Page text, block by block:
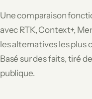
Une comparaison
avec RTK, Context+,
les alternatives les
Basé sur des faits, tiré
publique.